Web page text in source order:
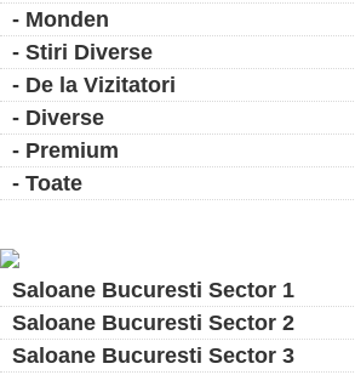
- Monden
- Stiri Diverse
- De la Vizitatori
- Diverse
- Premium
- Toate
Saloane Bucuresti Sector 1
Saloane Bucuresti Sector 2
Saloane Bucuresti Sector 3